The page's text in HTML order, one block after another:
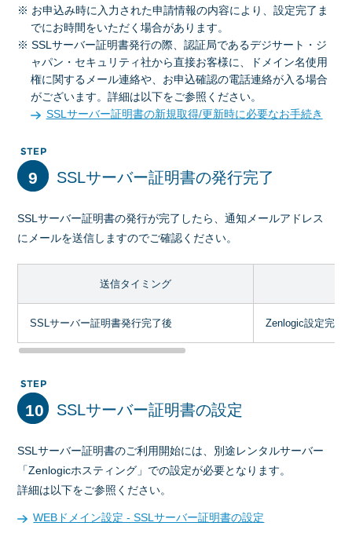
※ お申込み時に入力された申請情報の内容により、設定完了ま
でにお時間をいただく場合があります。
※ SSLサーバー証明書発行の際、認証局であるデジサート・ジ
ャパン・セキュリティ社から直接お客様に、ドメイン名使用
権に関するメール連絡や、お申込確認の電話連絡が入る場合
がございます。詳細は以下をご参照ください。
SSLサーバー証明書の新規取得/更新時に必要なお手続き
9 SSLサーバー証明書の発行完了
SSLサーバー証明書の発行が完了したら、通知メールアドレス
にメールを送信しますのでご確認ください。
送信タイミング
SSLサーバー証明書発行完了後 Zenlogic設定完了
10 SSLサーバー証明書の設定
SSLサーバー証明書のご利用開始には、別途レンタルサーバー
「Zenlogicホスティング」での設定が必要となります。
詳細は以下をご参照ください。
WEBドメイン設定 - SSLサーバー証明書の設定